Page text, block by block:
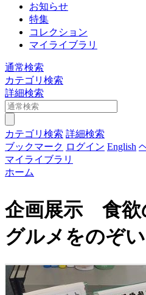
お知らせ
特集
コレクション
マイライブラリ
通常検索
カテゴリ検索
詳細検索
カテゴリ検索 詳細検索
ブックマーク ログイン English
マイライブラリ
ホーム
企画展示 食
グルメをのぞ